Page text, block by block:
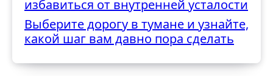
избавиться от внутренней усталости
Выберите дорогу в тумане и узнайте,
какой шаг вам давно пора сделать